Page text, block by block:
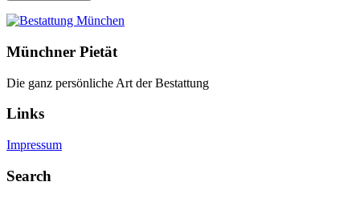
Münchner Pietät
Die ganz persönliche Art der Bestattung
Links
Impressum
Search